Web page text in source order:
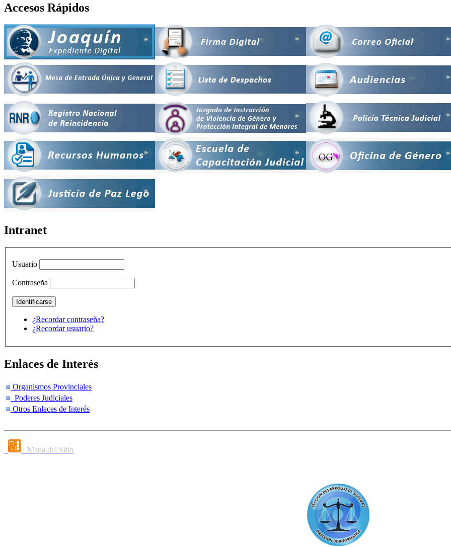
Accesos Rápidos
Intranet
Usuario
Contraseña
¿Recordar contraseña?
¿Recordar usuario?
Enlaces de Interés
Organismos Provinciales
Poderes Judiciales
Otros Enlaces de Interés
Mapa del Sitio